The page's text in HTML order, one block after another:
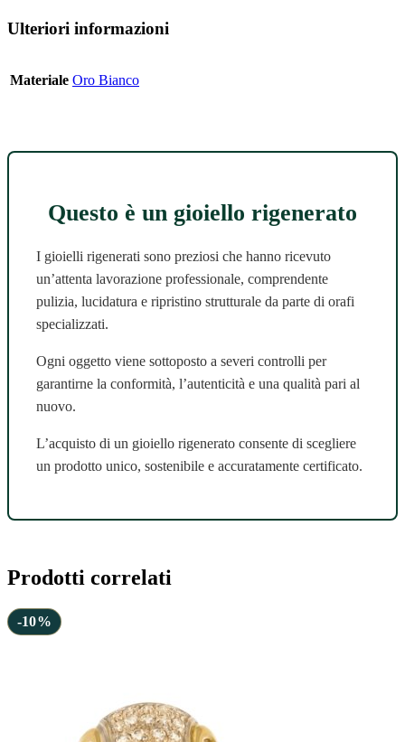
Ulteriori informazioni
Materiale Oro Bianco
Questo è un gioiello rigenerato
I gioielli rigenerati sono preziosi che hanno ricevuto
un’attenta lavorazione professionale, comprendente
pulizia, lucidatura e ripristino strutturale da parte di orafi
specializzati.
Ogni oggetto viene sottoposto a severi controlli per
garantirne la conformità, l’autenticità e una qualità pari al
nuovo.
L’acquisto di un gioiello rigenerato consente di scegliere
un prodotto unico, sostenibile e accuratamente certificato.
Prodotti correlati
-10%